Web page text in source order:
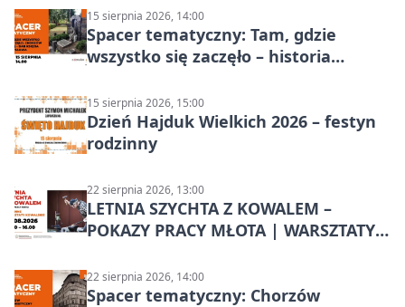
15 sierpnia 2026, 14:00
Spacer tematyczny: Tam, gdzie
wszystko się zaczęło – historia
15 sierpnia 2026, 15:00
Dzień Hajduk Wielkich 2026 – festyn
rodzinny
22 sierpnia 2026, 13:00
LETNIA SZYCHTA Z KOWALEM –
POKAZY PRACY MŁOTA | WARSZTATY
22 sierpnia 2026, 14:00
Spacer tematyczny: Chorzów